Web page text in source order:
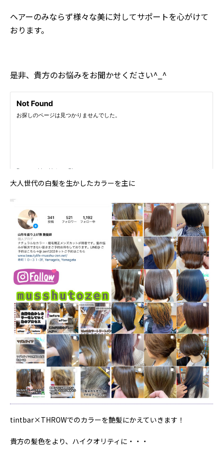
ヘアーのみならず様々な美に対してサポートを心がけて
おります。
是非、貴方のお悩みをお聞かせください^_^
大人世代の白髪を生かしたカラーを主に
tintbar×THROWでのカラーを艶髪にかえていきます！
貴方の髪色をより、ハイクオリティに・・・